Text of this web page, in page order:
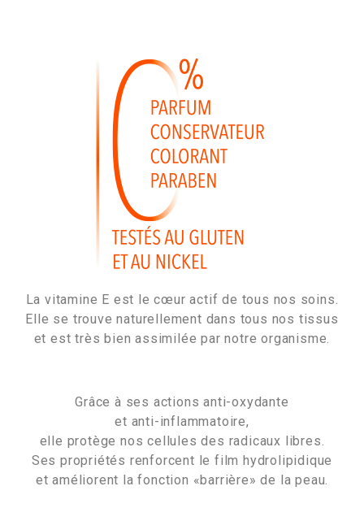
La vitamine E est le cœur actif de tous nos soins.
Elle se trouve naturellement dans tous nos tissus
et est très bien assimilée par notre organisme.
Grâce à ses actions anti-oxydante
et anti-inflammatoire,
elle protège nos cellules des radicaux libres.
Ses propriétés renforcent le film hydrolipidique
et améliorent la fonction «barrière» de la peau.